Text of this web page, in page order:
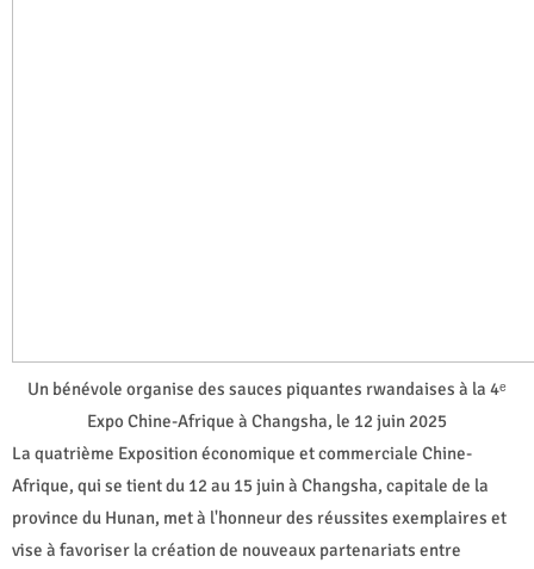
Un bénévole organise des sauces piquantes rwandaises à la 4ᵉ
Expo Chine-Afrique à Changsha, le 12 juin 2025
La quatrième Exposition économique et commerciale Chine-
Afrique, qui se tient du 12 au 15 juin à Changsha, capitale de la
province du Hunan, met à l'honneur des réussites exemplaires et
vise à favoriser la création de nouveaux partenariats entre